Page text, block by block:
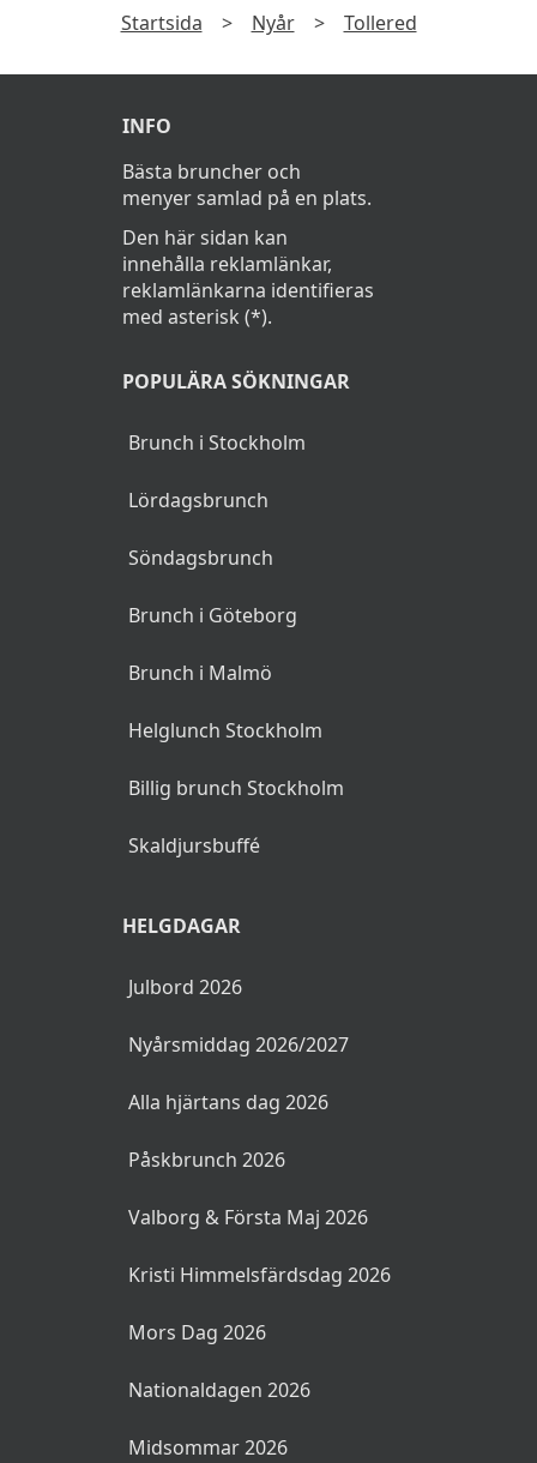
Startsida > Nyår > Tollered
INFO
Bästa bruncher och
menyer samlad på en plats.
Den här sidan kan
innehålla reklamlänkar,
reklamlänkarna identifieras
med asterisk (*).
POPULÄRA SÖKNINGAR
Brunch i Stockholm
Lördagsbrunch
Söndagsbrunch
Brunch i Göteborg
Brunch i Malmö
Helglunch Stockholm
Billig brunch Stockholm
Skaldjursbuffé
HELGDAGAR
Julbord 2026
Nyårsmiddag 2026/2027
Alla hjärtans dag 2026
Påskbrunch 2026
Valborg & Första Maj 2026
Kristi Himmelsfärdsdag 2026
Mors Dag 2026
Nationaldagen 2026
Midsommar 2026